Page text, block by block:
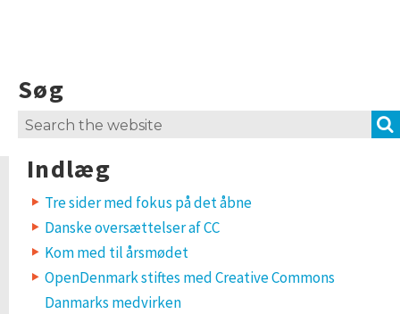
Søg
Search
Indlæg
Tre sider med fokus på det åbne
Danske oversættelser af CC
Kom med til årsmødet
OpenDenmark stiftes med Creative Commons
Danmarks medvirken